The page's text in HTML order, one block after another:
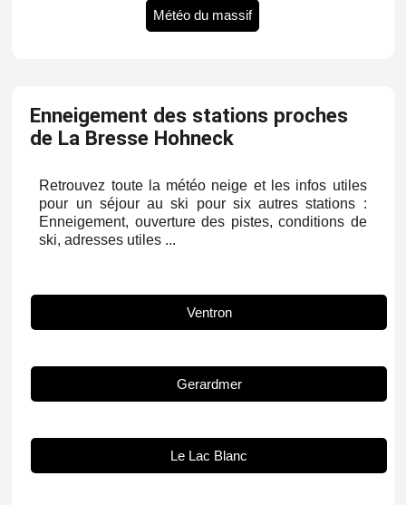
Météo du massif
Enneigement des stations proches
de La Bresse Hohneck
Retrouvez toute la météo neige et les infos utiles
pour un séjour au ski pour six autres stations :
Enneigement, ouverture des pistes, conditions de
ski, adresses utiles ...
Ventron
Gerardmer
Le Lac Blanc